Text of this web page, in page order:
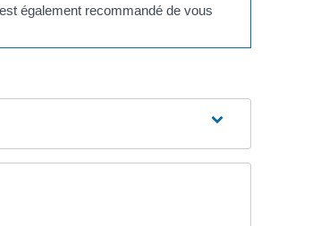
également recommandé de vous